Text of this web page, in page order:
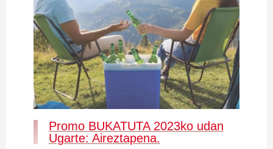
Promo BUKATUTA 2023ko udan
Ugarte: Aireztapena.